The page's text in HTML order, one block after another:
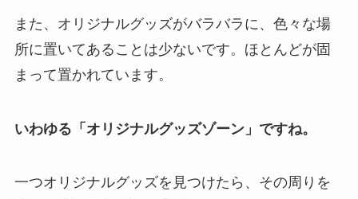
また、オリジナルグッズがバラバラに、色々な場
所に置いてあることは少ないです。ほとんどが固
まって置かれています。
いわゆる「オリジナルグッズゾーン」ですね。
一つオリジナルグッズを見つけたら、その周りを